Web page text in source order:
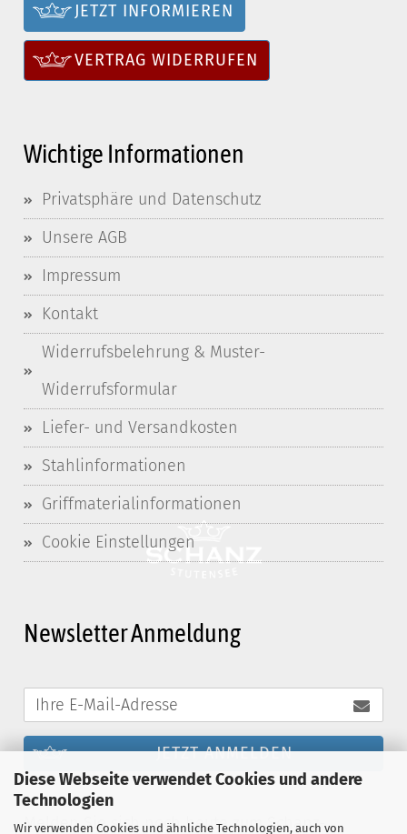
Diese Webseite verwendet Cookies und andere
Technologien
Wir verwenden Cookies und ähnliche Technologien, auch von
JETZT INFORMIEREN
VERTRAG WIDERRUFEN
Wichtige Informationen
Privatsphäre und Datenschutz
Unsere AGB
Impressum
Kontakt
Widerrufsbelehrung & Muster-
Widerrufsformular
Liefer- und Versandkosten
Stahlinformationen
Griffmaterialinformationen
Cookie Einstellungen
Newsletter Anmeldung
JETZT ANMELDEN
Melden Sie sich noch heute zum Schanz-